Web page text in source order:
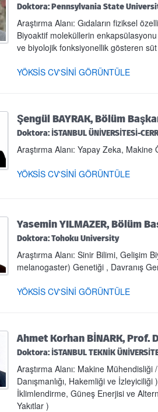
Doktora: Pennsylvania State
Araştırma Alanı: Gıdaların fiziksel
Biyoaktif moleküllerin
ve biyolojik fonksiyonellik gösteren
YÖKSİS CV'SİNİ GÖRÜNTÜLE
Şengül BAYRAK, Bölüm
Doktora: İSTANBUL ÜNİVERSİTESİ-
Araştırma Alanı: Yapay Zeka,
YÖKSİS CV'SİNİ GÖRÜNTÜLE
Yasemin YILMAZER, Bölüm
Doktora: Tohoku University
Araştırma Alanı: Sinir Bilimi, Gelişim
melanogaster) Genetiği , Davranış
YÖKSİS CV'SİNİ GÖRÜNTÜLE
Ahmet Korhan BİNARK, Prof.
Doktora: İSTANBUL TEKNİK
Araştırma Alanı: Makine
Danışmanlığı, Hakemliği ve
İklimlendirme, Güneş Enerjisi ve
Yakıtlar )